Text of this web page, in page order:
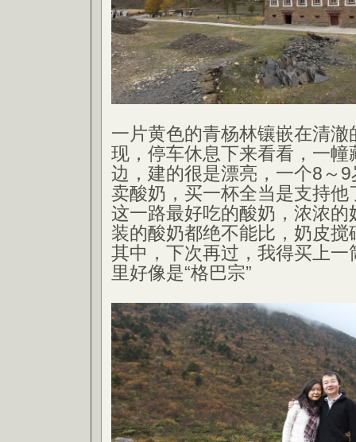
一片黄色的青杨林镶嵌在清澈
现，停车休息下来看看，一幢
边，建的很是漂亮，一个8～
卖酸奶，买一杯全当是支持他
这一路最好吃的酸奶，浓浓的
装的酸奶都绝不能比，奶皮
其中，下次再过，我得买上一
里好像是“格巴宗”